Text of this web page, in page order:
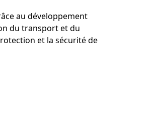
au développement
du transport et du
et la sécurité de